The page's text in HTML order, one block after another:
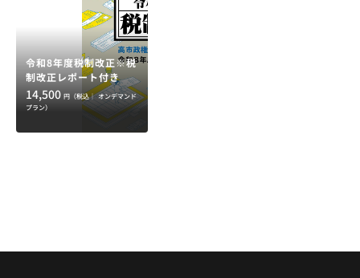
令和8年度税制改正※税
制改正レポート付き
14,500円（税込｜ オンデマンド
プラン）